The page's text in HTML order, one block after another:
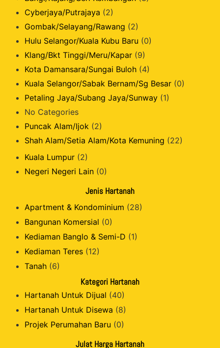
Cyberjaya/Putrajaya (2)
Gombak/Selayang/Rawang (2)
Hulu Selangor/Kuala Kubu Baru (0)
Klang/Bkt Tinggi/Meru/Kapar (9)
Kota Damansara/Sungai Buloh (4)
Kuala Selangor/Sabak Bernam/Sg Besar (0)
Petaling Jaya/Subang Jaya/Sunway (1)
No Categories
Puncak Alam/Ijok (2)
Shah Alam/Setia Alam/Kota Kemuning (22)
Kuala Lumpur (2)
Negeri Negeri Lain (0)
Jenis Hartanah
Apartment & Kondominium (28)
Bangunan Komersial (0)
Kediaman Banglo & Semi-D (1)
Kediaman Teres (12)
Tanah (6)
Kategori Hartanah
Hartanah Untuk Dijual (40)
Hartanah Untuk Disewa (8)
Projek Perumahan Baru (0)
Julat Harga Hartanah